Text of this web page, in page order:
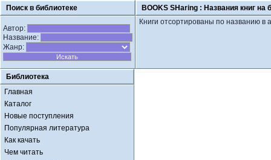
Поиск в библиотеке BOOKS SHaring : Названия книг на
Автор:
Название:
Жанр:
Книги отсортированы по названию в
Библиотека
Главная
Каталог
Новые поступления
Популярная литература
Как качать
Чем читать